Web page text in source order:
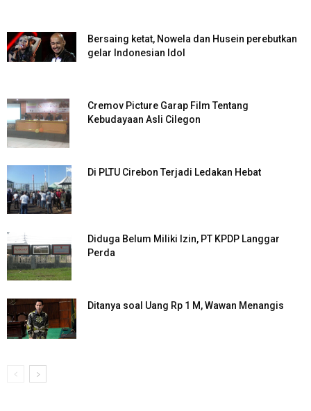
Bersaing ketat, Nowela dan Husein perebutkan
gelar Indonesian Idol
Cremov Picture Garap Film Tentang
Kebudayaan Asli Cilegon
Di PLTU Cirebon Terjadi Ledakan Hebat
Diduga Belum Miliki Izin, PT KPDP Langgar
Perda
Ditanya soal Uang Rp 1 M, Wawan Menangis